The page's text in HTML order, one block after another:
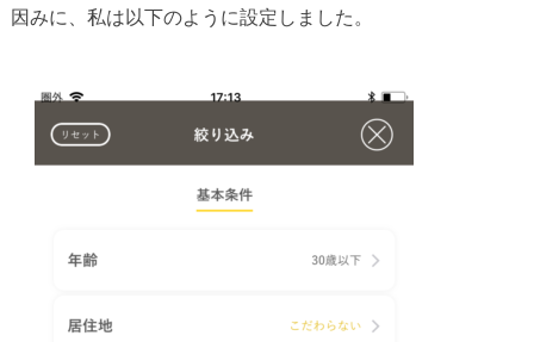
因みに、私は以下のように設定しました。